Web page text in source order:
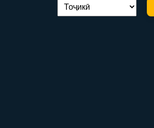
Иваз кардани забон: